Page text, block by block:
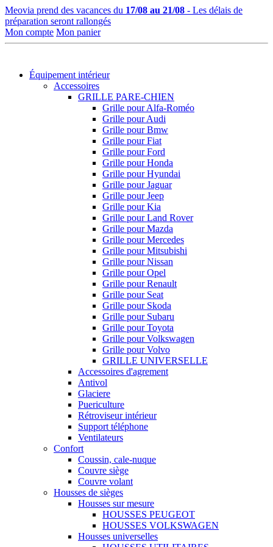
Meovia prend des vacances du 17/08 au 21/08 - Les délais de
préparation seront rallongés
Mon compte Mon panier
Équipement intérieur
Accessoires
GRILLE PARE-CHIEN
Grille pour Alfa-Roméo
Grille pour Audi
Grille pour Bmw
Grille pour Fiat
Grille pour Ford
Grille pour Honda
Grille pour Hyundai
Grille pour Jaguar
Grille pour Jeep
Grille pour Kia
Grille pour Land Rover
Grille pour Mazda
Grille pour Mercedes
Grille pour Mitsubishi
Grille pour Nissan
Grille pour Opel
Grille pour Renault
Grille pour Seat
Grille pour Skoda
Grille pour Subaru
Grille pour Toyota
Grille pour Volkswagen
Grille pour Volvo
GRILLE UNIVERSELLE
Accessoires d'agrement
Antivol
Glaciere
Puericulture
Rétroviseur intérieur
Support téléphone
Ventilateurs
Confort
Coussin, cale-nuque
Couvre siège
Couvre volant
Housses de sièges
Housses sur mesure
HOUSSES PEUGEOT
HOUSSES VOLKSWAGEN
Housses universelles